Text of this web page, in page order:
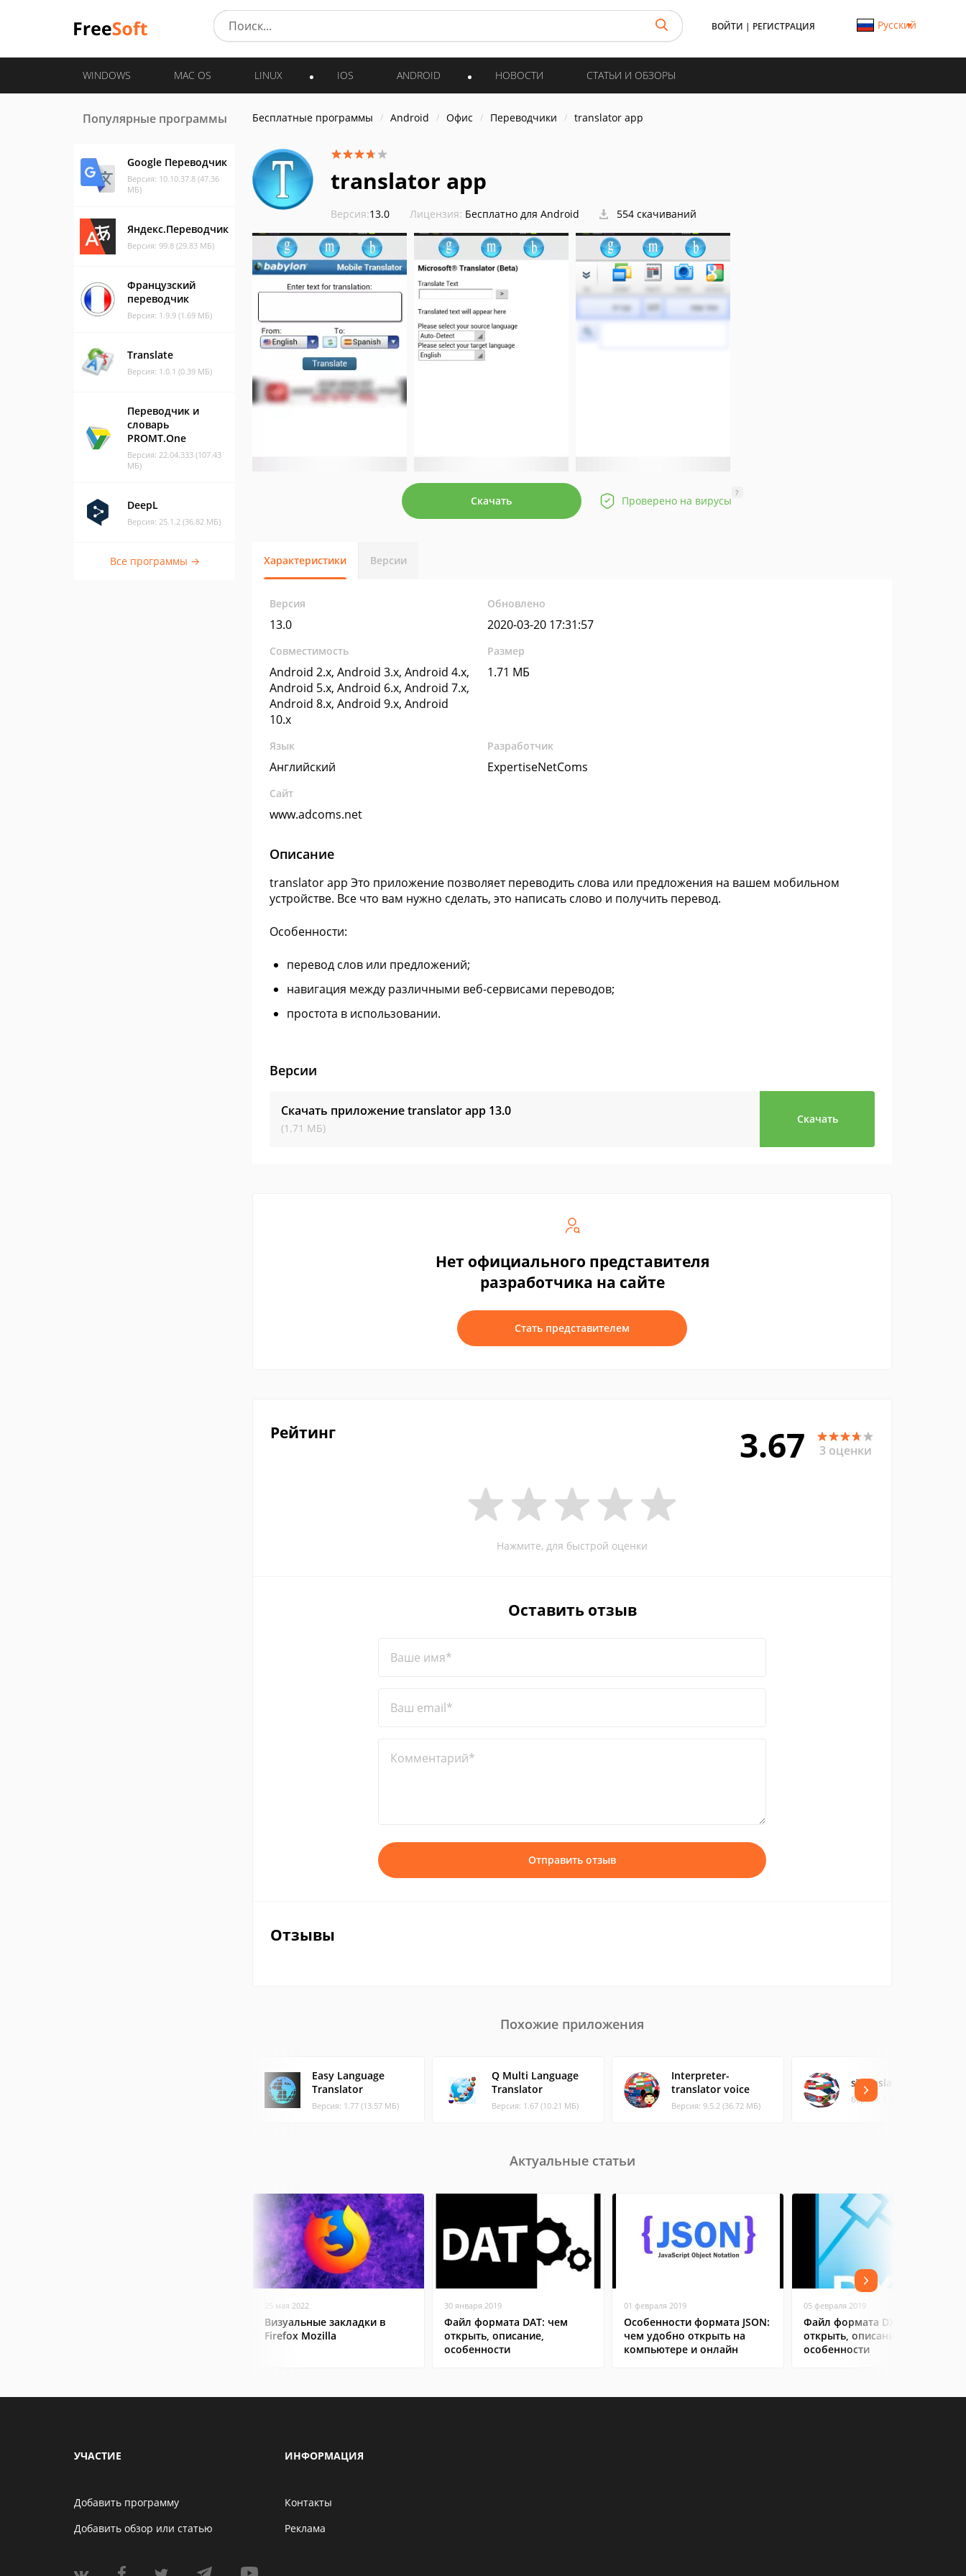
ВОЙТИ | РЕГИСТРАЦИЯ Русский
WINDOWS MAC OS LINUX IOS ANDROID НОВОСТИ СТАТЬИ И ОБЗОРЫ
Популярные программы
Google Переводчик
Версия: 10.10.37.8 (47.36
МБ)
Яндекс.Переводчик
Версия: 99.8 (29.83 МБ)
Французский
переводчик
Версия: 1.9.9 (1.69 МБ)
Translate
Версия: 1.0.1 (0.39 МБ)
Переводчик и
словарь
PROMT.One
Версия: 22.04.333 (107.43
МБ)
DeepL
Версия: 25.1.2 (36.82 МБ)
Все программы →
Бесплатные программы Android Офис Переводчики translator app
translator app
Версия:13.0 Лицензия: Бесплатно для Android 554 скачиваний
Скачать Проверено на вирусы
?
Характеристики Версии
Версия
13.0
Обновлено
2020-03-20 17:31:57
Совместимость
Android 2.x, Android 3.x, Android 4.x,
Android 5.x, Android 6.x, Android 7.x,
Android 8.x, Android 9.x, Android
10.x
Размер
1.71 МБ
Язык
Английский
Разработчик
ExpertiseNetComs
Сайт
www.adcoms.net
Описание
translator app Это приложение позволяет переводить слова или предложения на вашем мобильном
устройстве. Все что вам нужно сделать, это написать слово и получить перевод.
Особенности:
перевод слов или предложений;
навигация между различными веб-сервисами переводов;
простота в использовании.
Версии
Скачать приложение translator app 13.0
(1.71 МБ)
Скачать
Нет официального представителя
разработчика на сайте
Стать представителем
Рейтинг 3.67 3 оценки
Нажмите, для быстрой оценки
Оставить отзыв
Ваше имя*
Ваш email*
Комментарий*
Отправить отзыв
Отзывы
Похожие приложения
Easy Language
Translator
Версия: 1.77 (13.57 МБ)
Q Multi Language
Translator
Версия: 1.67 (10.21 МБ)
Interpreter-
translator voice
Версия: 9.5.2 (36.72 МБ)
sTranslator
Версия: 1.5 (0.33 МБ)
Актуальные статьи
25 мая 2022
Визуальные закладки в
Firefox Mozilla
30 января 2019
Файл формата DAT: чем
открыть, описание,
особенности
01 февраля 2019
Особенности формата JSON:
чем удобно открыть на
компьютере и онлайн
05 февраля 2019
Файл формата DXF: чем
открыть, описание,
особенности
УЧАСТИЕ
Добавить программу
Добавить обзор или статью
ИНФОРМАЦИЯ
Контакты
Реклама